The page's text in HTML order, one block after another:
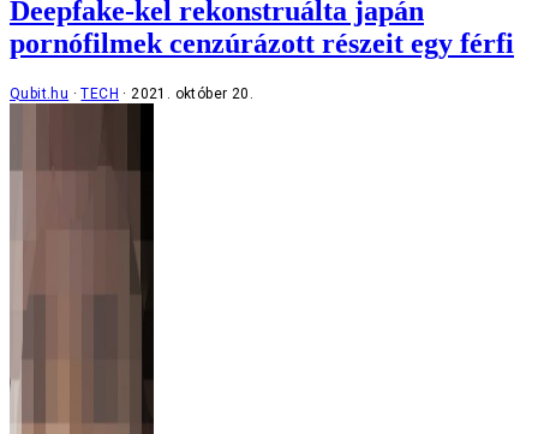
Deepfake-kel rekonstruálta japán
pornófilmek cenzúrázott részeit egy férfi
Qubit.hu TECH 2021. október 20.